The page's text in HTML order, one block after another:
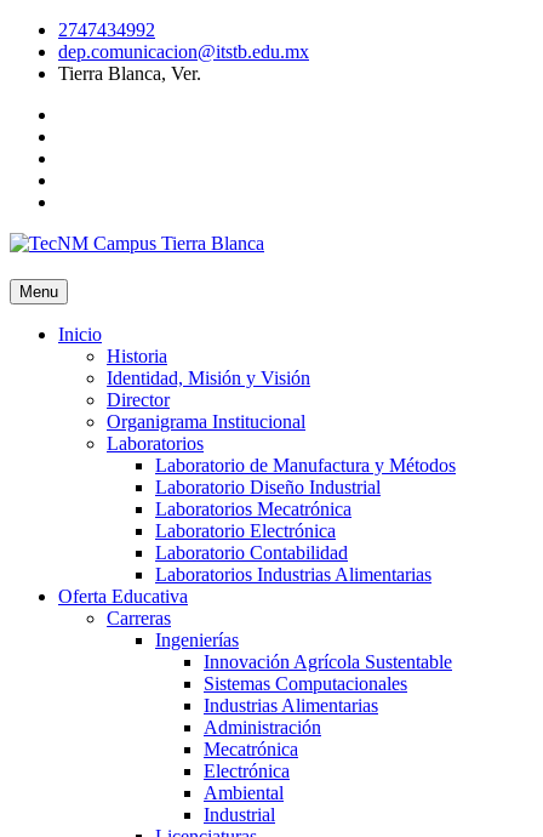
Skip
content
2747434992
dep.comunicacion@itstb.edu.mx
Tierra Blanca, Ver.
Menu
Inicio
Historia
Identidad, Misión y Visión
Director
Organigrama Institucional
Laboratorios
Laboratorio de Manufactura y Métodos
Laboratorio Diseño Industrial
Laboratorios Mecatrónica
Laboratorio Electrónica
Laboratorio Contabilidad
Laboratorios Industrias Alimentarias
Oferta Educativa
Carreras
Ingenierías
Innovación Agrícola Sustentable
Sistemas Computacionales
Industrias Alimentarias
Administración
Mecatrónica
Electrónica
Ambiental
Industrial